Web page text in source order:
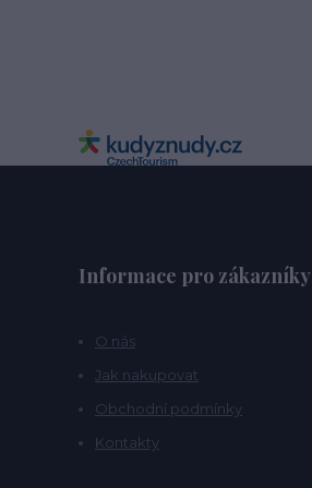
Informace pro zákazníky
O nás
Jak nakupovat
Obchodní podmínky
Kontakty